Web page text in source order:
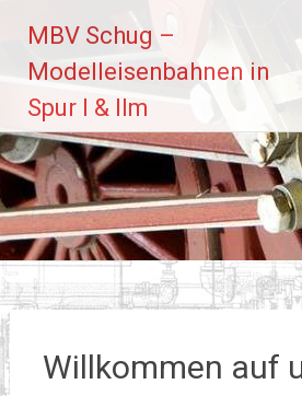
Inhalt
springen
MBV Schug –
Modelleisenbahnen in
Spur I & IIm
Willkommen auf